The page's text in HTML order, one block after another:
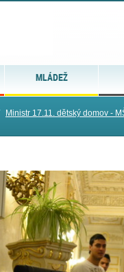
MLÁDEŽ
Ministr 17.11. dětský domov -